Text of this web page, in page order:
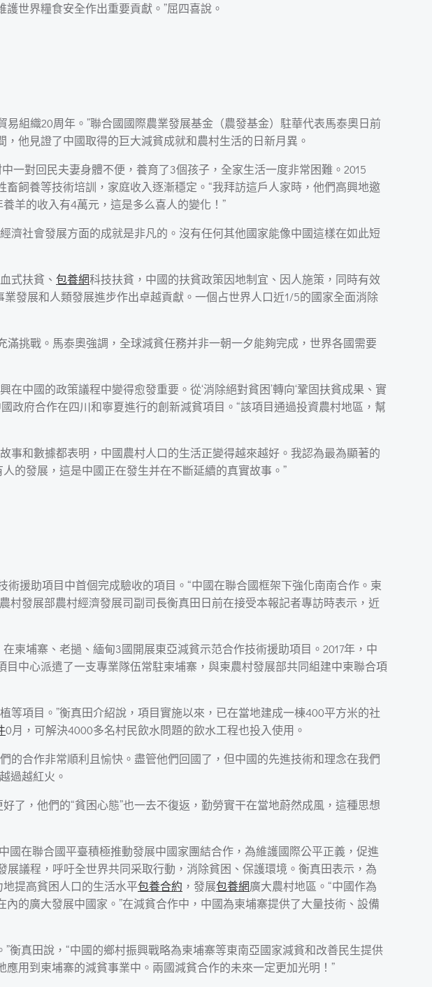
世界糧食安全作出重要貢獻。”屈四喜說。
組織20周年。”聯合國國際農業發展基金（農發基金）駐華代表馬泰奧日前
他見證了中國取得的巨大減貧成就和農村生活的日新月異。
一對回民夫妻身體不便，養育了3個孩子，全家生活一度非常困難。2015
飼養等技術培訓，家庭收入逐漸穩定。“我拜訪這戶人家時，他們高興地邀
羊的收入有4萬元，這是多么喜人的變化！”
濟社會發展方面的成就是非凡的。沒有任何其他國家能像中國這樣在如此短
式扶貧、 包養網科技扶貧，中國的扶貧政策因地制宜、因人施策，同時有效
發展和人類發展進步作出卓越貢獻。一個占世界人口近1/5的國家全面消除
挑戰。馬泰奧強調，全球減貧任務并非一朝一夕能夠完成，世界各國需要
中國的政策議程中變得愈發重要。從‘消除絕對貧困’轉向‘鞏固扶貧成果、實
政府合作在四川和寧夏進行的創新減貧項目。“該項目通過投資農村地區，幫
事和數據都表明，中國農村人口的生活正變得越來越好。我認為最為顯著的
的發展，這是中國正在發生并在不斷延續的真實故事。”
援助項目中首個完成驗收的項目。“中國在聯合國框架下強化南南合作。柬
村發展部農村經濟發展司副司長衡真田日前在接受本報記者專訪時表示，近
柬埔寨、老撾、緬甸3國開展東亞減貧示范合作技術援助項目。2017年，中
中心派遣了一支專業隊伍常駐柬埔寨，與柬農村發展部共同組建中柬聯合項
項目。”衡真田介紹說，項目實施以來，已在當地建成一棟400平方米的社
0月，可解決4000多名村民飲水問題的飲水工程也投入使用。
的合作非常順利且愉快。盡管他們回國了，但中國的先進技術和理念在我們
過越紅火。
了，他們的“貧困心態”也一去不復返，勤勞實干在當地蔚然成風，這種思想
在聯合國平臺積極推動發展中國家團結合作，為維護國際公平正義，促進
議程，呼吁全世界共同采取行動，消除貧困、保護環境。衡真田表示，為
地提高貧困人口的生活水平包養合約 ，發展包養網廣大農村地區。“中國作為
的廣大發展中國家。”在減貧合作中，中國為柬埔寨提供了大量技術、設備
”衡真田說，“中國的鄉村振興戰略為柬埔寨等東南亞國家減貧和改善民生提供
用到柬埔寨的減貧事業中。兩國減貧合作的未來一定更加光明！”